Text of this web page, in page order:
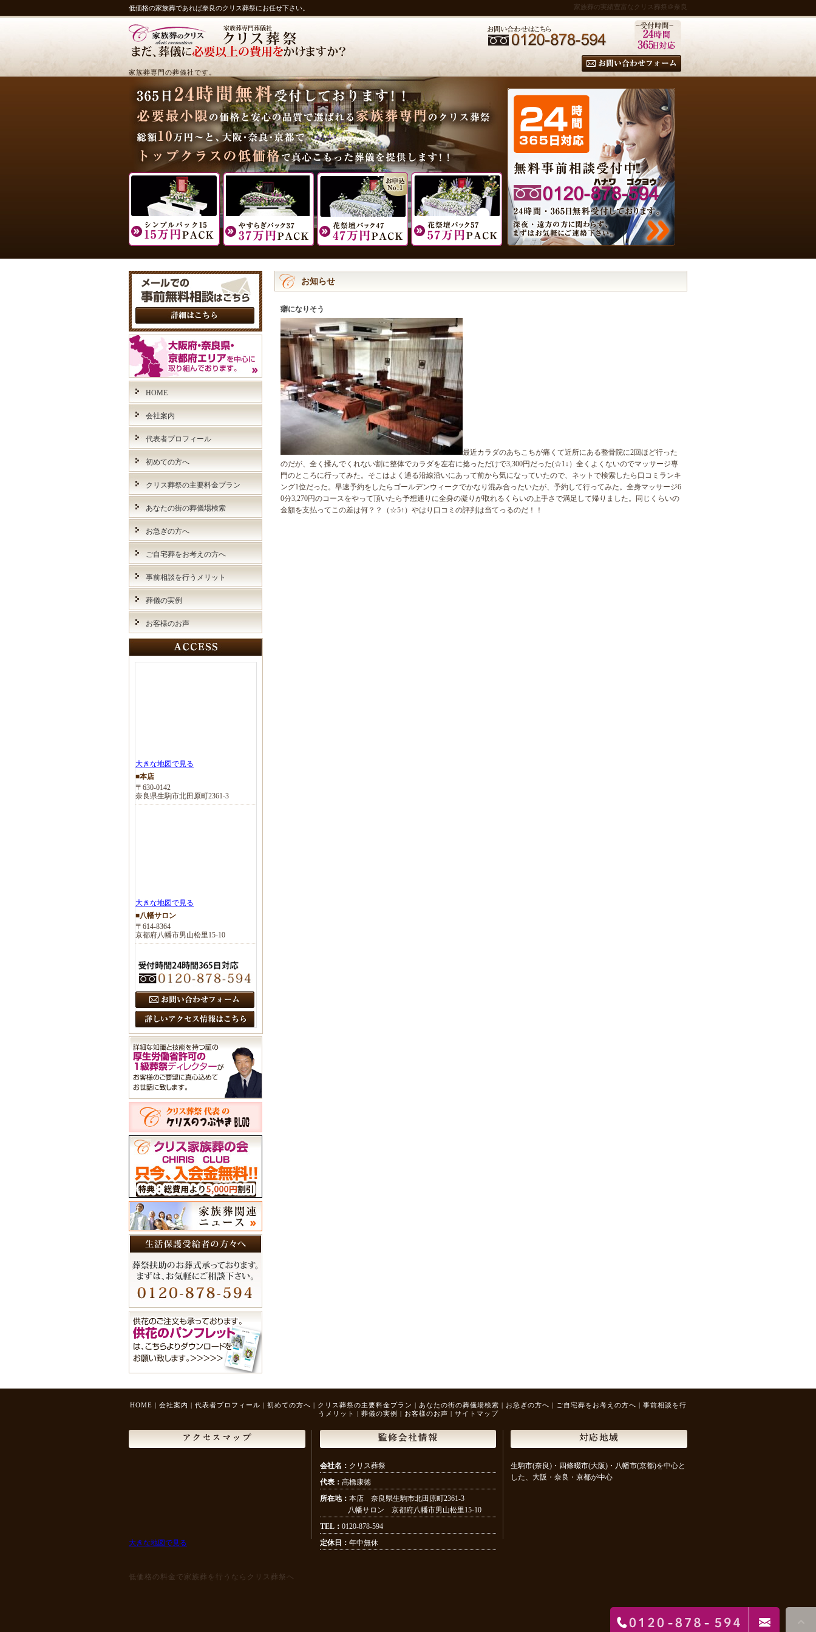
低価格の家族葬であれば奈良のクリス葬祭にお任せ下さい。 家族葬の実績豊富なクリス葬祭＠奈良
家族葬専門の葬儀社です。
お知らせ
癖になりそう
最近カラダのあちこちが痛くて近所にある整骨院に2回ほど行った
のだが、全く揉んでくれない割に整体でカラダを左右に捻っただけで3,300円だった(☆1↓）全くよくないのでマッサージ専
門のところに行ってみた。そこはよく通る沿線沿いにあって前から気になっていたので、ネットで検索したら口コミランキ
ング1位だった。早速予約をしたらゴールデンウィークでかなり混み合ったいたが、予約して行ってみた。全身マッサージ6
0分3,270円のコースをやって頂いたら予想通りに全身の凝りが取れるくらいの上手さで満足して帰りました。同じくらいの
金額を支払ってこの差は何？？（☆5↑）やはり口コミの評判は当てっるのだ！！
HOME
会社案内
代表者プロフィール
初めての方へ
クリス葬祭の主要料金プラン
あなたの街の葬儀場検索
お急ぎの方へ
ご自宅葬をお考えの方へ
事前相談を行うメリット
葬儀の実例
お客様のお声
大きな地図で見る
■本店
〒630-0142
奈良県生駒市北田原町2361-3
大きな地図で見る
■八幡サロン
〒614-8364
京都府八幡市男山松里15-10
HOME | 会社案内 | 代表者プロフィール | 初めての方へ | クリス葬祭の主要料金プラン | あなたの街の葬儀場検索 | お急ぎの方へ | ご自宅葬をお考えの方へ | 事前相談を行
うメリット | 葬儀の実例 | お客様のお声 | サイトマップ
アクセスマップ
大きな地図で見る
監修会社情報
会社名： クリス葬祭
代表： 髙橋康徳
所在地： 本店 奈良県生駒市北田原町2361-3
八幡サロン 京都府八幡市男山松里15-10
TEL： 0120-878-594
定休日： 年中無休
対応地域
生駒市(奈良)・四條畷市(大阪)・八幡市(京都)を中心と
した、大阪・奈良・京都が中心
低価格の料金で家族葬を行うならクリス葬祭へ